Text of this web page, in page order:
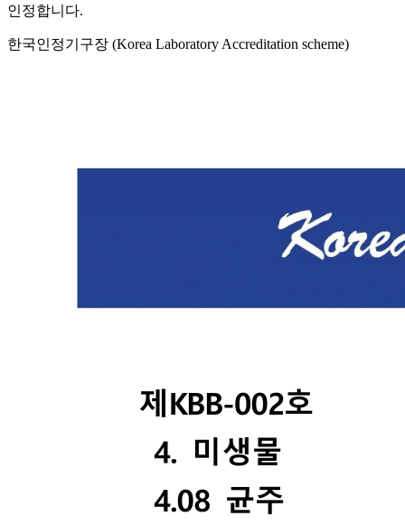
인정합니다.
한국인정기구장 (Korea Laboratory Accreditation scheme)